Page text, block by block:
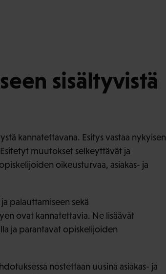
sisältyvistä
kannatettavana. Esitys vastaa nykyisen
muutokset selkeyttävät ja
oikeusturvaa, asiakas- ja
palauttamiseen sekä
ovat kannatettavia. Ne lisäävät
ja parantavat opiskelijoiden
nostettaan uusina asiakas- ja